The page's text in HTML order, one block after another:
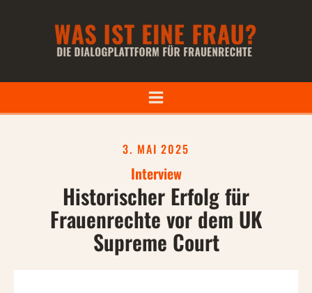
3. MAI 2025
Interview
Historischer Erfolg für
Frauenrechte vor dem UK
Supreme Court